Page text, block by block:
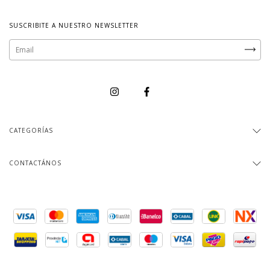
SUSCRIBITE A NUESTRO NEWSLETTER
CATEGORÍAS
CONTACTÁNOS